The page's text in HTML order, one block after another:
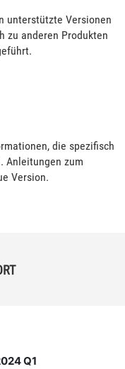
unterstützte Versionen
zu anderen Produkten
die spezifisch
Anleitungen zum
Version.
Q1